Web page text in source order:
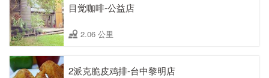
目觉咖啡-公益店
2.06 公里
2派克脆皮鸡排-台中黎明店